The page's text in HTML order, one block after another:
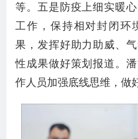
等。五是防疫上细实暖
工作，保持相对封闭环
果，发挥好助力助威、
性成果做好策划报道。
作人员加强底线思维，做